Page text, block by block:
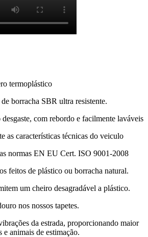
termoplástico
borracha SBR ultra resistente.
desgaste, com rebordo e facilmente laváveis
as características técnicas do veiculo
normas EN EU Cert. ISO 9001-2008
feitos de plástico ou borracha natural.
um cheiro desagradável a plástico.
nos nossos tapetes.
da estrada, proporcionando maior
e animais de estimação.